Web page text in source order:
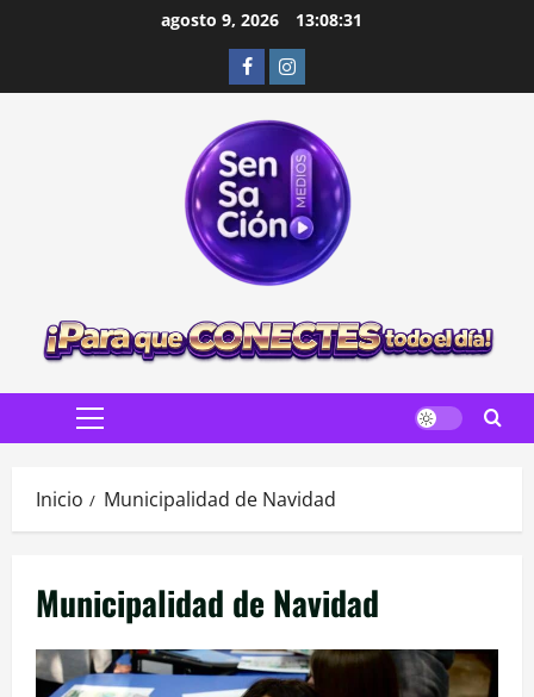
agosto 9, 2026 13:08:33
FacebookInstagram
Menú
Inicio Municipalidad de Navidad
Municipalidad de Navidad